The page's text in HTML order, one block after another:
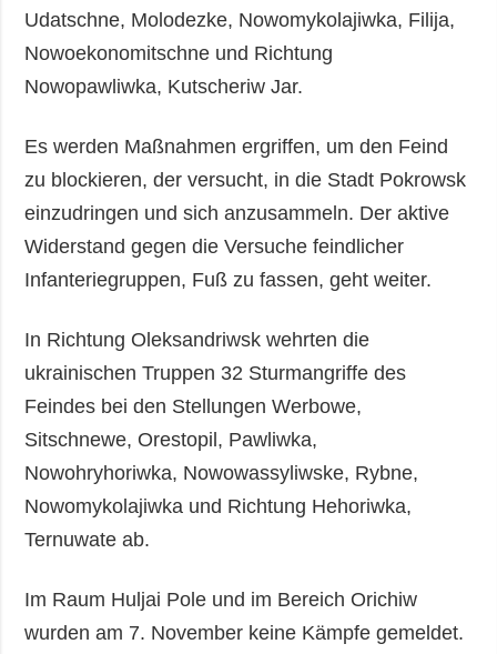
Udatschne, Molodezke, Nowomykolajiwka, Filija,
Nowoekonomitschne und Richtung
Nowopawliwka, Kutscheriw Jar.
Es werden Maßnahmen ergriffen, um den Feind
zu blockieren, der versucht, in die Stadt Pokrowsk
einzudringen und sich anzusammeln. Der aktive
Widerstand gegen die Versuche feindlicher
Infanteriegruppen, Fuß zu fassen, geht weiter.
In Richtung Oleksandriwsk wehrten die
ukrainischen Truppen 32 Sturmangriffe des
Feindes bei den Stellungen Werbowe,
Sitschnewe, Orestopil, Pawliwka,
Nowohryhoriwka, Nowowassyliwske, Rybne,
Nowomykolajiwka und Richtung Hehoriwka,
Ternuwate ab.
Im Raum Huljai Pole und im Bereich Orichiw
wurden am 7. November keine Kämpfe gemeldet.